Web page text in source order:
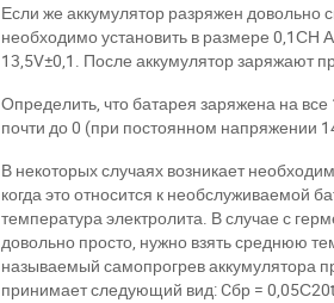
Если же аккумулятор разряжен
необходимо установить в размере 0,1СН
13,5V±0,1 . После аккумулятор заряжают
Определить, что батарея заряжена на
почти до 0 (при постоянном напряжении
В некоторых случаях возникает
когда это относится к необслуживаемой
температура электролита. В случае с
довольно просто, нужно взять среднюю
называемый самопрогрев аккумулятора
принимает следующий вид:Cбр =